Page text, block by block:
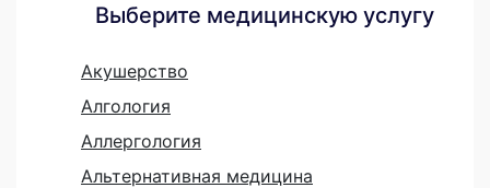
Выберите медицинскую услугу
Акушерство
Алгология
Аллергология
Альтернативная медицина